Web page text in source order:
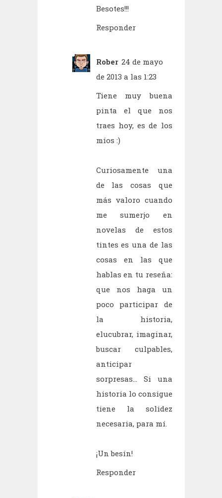
Besotes!!!
Responder
Rober 24 de mayo
de 2013 a las 1:23
Tiene muy buena
pinta el que nos
traes hoy, es de los
míos :)
Curiosamente una
de las cosas que
más valoro cuando
me sumerjo en
novelas de estos
tintes es una de las
cosas en las que
hablas en tu reseña:
que nos haga un
poco participar de
la historia,
elucubrar, imaginar,
buscar culpables,
anticipar
sorpresas... Si una
historia lo consigue
tiene la solidez
necesaria, para mí.
¡Un besín!
Responder